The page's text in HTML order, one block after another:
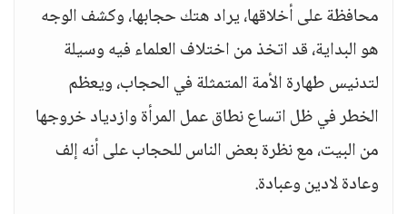
محافظة على أخلاقها، يراد هتك حجابها، وكشف الوجه
هو البداية، قد اتخذ من اختلاف العلماء فيه وسيلة
لتدنيس طهارة الأمة المتمثلة في الحجاب، ويعظم
الخطر في ظل اتساع نطاق عمل المرأة وازدياد خروجها
من البيت، مع نظرة بعض الناس للحجاب على أنه إلف
وعادة لادين وعبادة.